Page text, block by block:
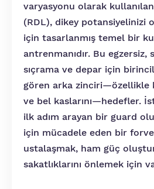
varyasyonu olarak
(RDL), dikey potansiyelinizi
için tasarlanmış temel bir
antrenmanıdır. Bu egzersiz,
sıçrama ve depar için
gören arka zinciri—özellikle
ve bel kaslarını—hedefler.
ilk adım arayan bir guard
için mücadele eden bir
ustalaşmak, ham güç
sakatlıklarını önlemek için